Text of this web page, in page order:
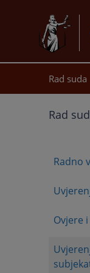
Rad suda
Rad
Radno
Ovjere